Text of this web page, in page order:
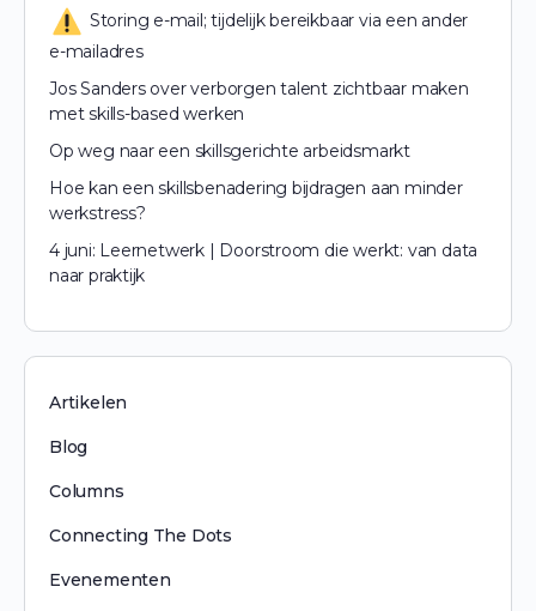
Storing e-mail; tijdelijk bereikbaar via een ander
e-mailadres
Jos Sanders over verborgen talent zichtbaar maken
met skills-based werken
Op weg naar een skillsgerichte arbeidsmarkt
Hoe kan een skillsbenadering bijdragen aan minder
werkstress?
4 juni: Leernetwerk | Doorstroom die werkt: van data
naar praktijk
Artikelen
Blog
Columns
Connecting The Dots
Evenementen